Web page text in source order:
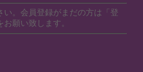
い。会員登録がまだの方は「登
願い致します。